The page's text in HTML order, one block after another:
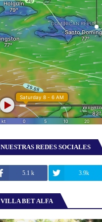
NUESTRAS REDES SOCIALES
5.1 k 3.9k
VILLA BET ALFA